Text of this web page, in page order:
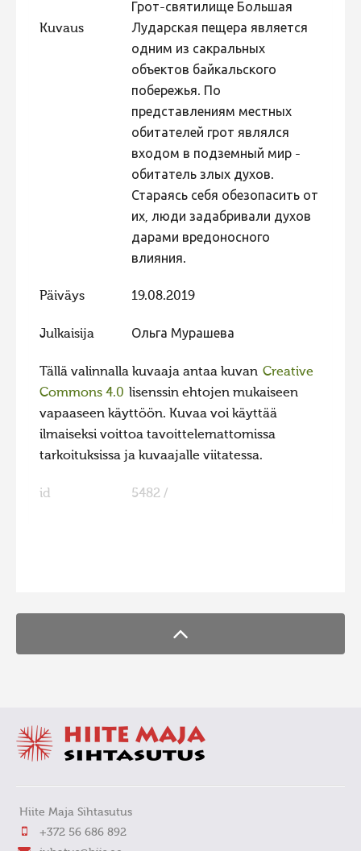
Kuvaus
Грот-святилище Большая
Лударская пещера является
одним из сакральных
объектов байкальского
побережья. По
представлениям местных
обитателей грот являлся
входом в подземный мир -
обитатель злых духов.
Стараясь себя обезопасить от
их, люди задабривали духов
дарами вредоносного
влияния.
Päiväys 19.08.2019
Julkaisija Ольга Мурашева
Tällä valinnalla kuvaaja antaa kuvan Creative
Commons 4.0 lisenssin ehtojen mukaiseen
vapaaseen käyttöön. Kuvaa voi käyttää
ilmaiseksi voittoa tavoittelemattomissa
tarkoituksissa ja kuvaajalle viitatessa.
id 5482 /
Hiite Maja Sihtasutus
+372 56 686 892